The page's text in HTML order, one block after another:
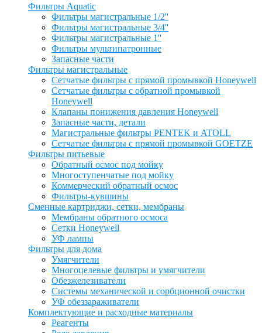
Фильтры Aquatic
Фильтры магистральные 1/2''
Фильтры магистральные 3/4''
Фильтры магистральные 1''
Фильтры мультипатронные
Запасные части
Фильтры магистральные
Сетчатые фильтры с прямой промывкой Honeywell
Сетчатые фильтры с обратной промывкой
Honeywell
Клапаны понижения давления Honeywell
Запасные части, детали
Магистральные фильтры PENTEK и ATOLL
Сетчатые фильтры с прямой промывкой GOETZE
Фильтры питьевые
Обратный осмос под мойку
Многоступенчатые под мойку
Коммерческий обратный осмос
Фильтры-кувшины
Сменные картриджи, сетки, мембраны
Мембраны обратного осмоса
Сетки Honeywell
УФ лампы
Фильтры для дома
Умягчители
Многоцелевые фильтры и умягчители
Обезжелезиватели
Системы механической и сорбционной очистки
УФ обеззараживатели
Комплектующие и расходные материалы
Реагенты